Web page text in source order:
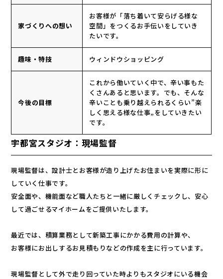
家づくりへの想い
お客様が「落ち着いて安らげる様な
空間」をつくるお手伝いをしていき
たいです。
趣味・特技 ウィンドウショッピング
今後の目標
これから働いていく中で、辛い事もた
くさんあると思います。でも、そんな
辛いことも乗り越えられるくらい”楽
しく思える様な仕事„をしていきたい
です。
宇都宮スタジオ：現場監督
現場監督は、設計士とお客様が造り上げたお住まいを実際に形に
していく仕事です。
安全面や、機能面など職人たちと一緒に厳しくチェックし、安心
して過ごせるマイホームをご提供いたします。
最近では、積算業務として新築工事にかかる費用の計算や、
お客様にお出しするお見積もりなどの作成を主に行っています。
現場監督として外で走り回っていた時よりもスタジオにいる機会